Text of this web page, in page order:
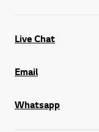
Live Chat
Email
Whatsapp